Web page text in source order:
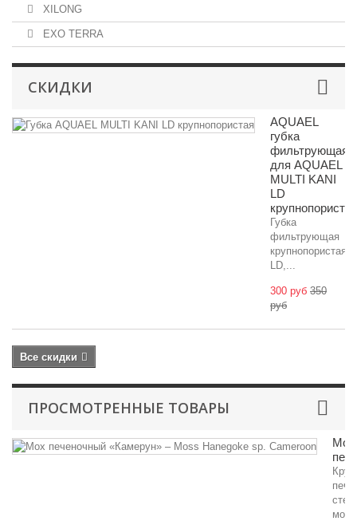
XILONG
EXO TERRA
СКИДКИ
AQUAEL
губка
фильтрующая
для AQUAEL
MULTI KANI
LD
крупнопористая
Губка
фильтрующая
крупнопористая
LD,...
300 руб 350
руб
Все скидки
ПРОСМОТРЕННЫЕ ТОВАРЫ
Мох
мох.